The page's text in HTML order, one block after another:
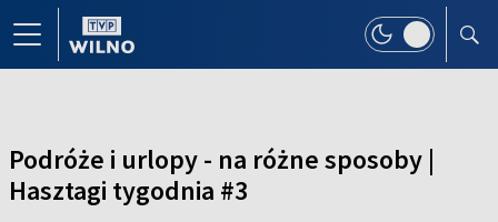
Podróże i urlopy - na różne sposoby |
Hasztagi tygodnia #3